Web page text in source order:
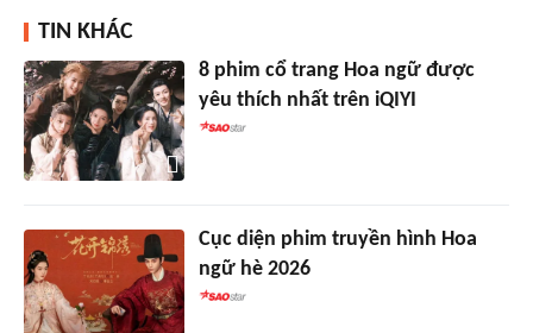
TIN KHÁC
8 phim cổ trang Hoa ngữ được
yêu thích nhất trên iQIYI
Cục diện phim truyền hình Hoa
ngữ hè 2026